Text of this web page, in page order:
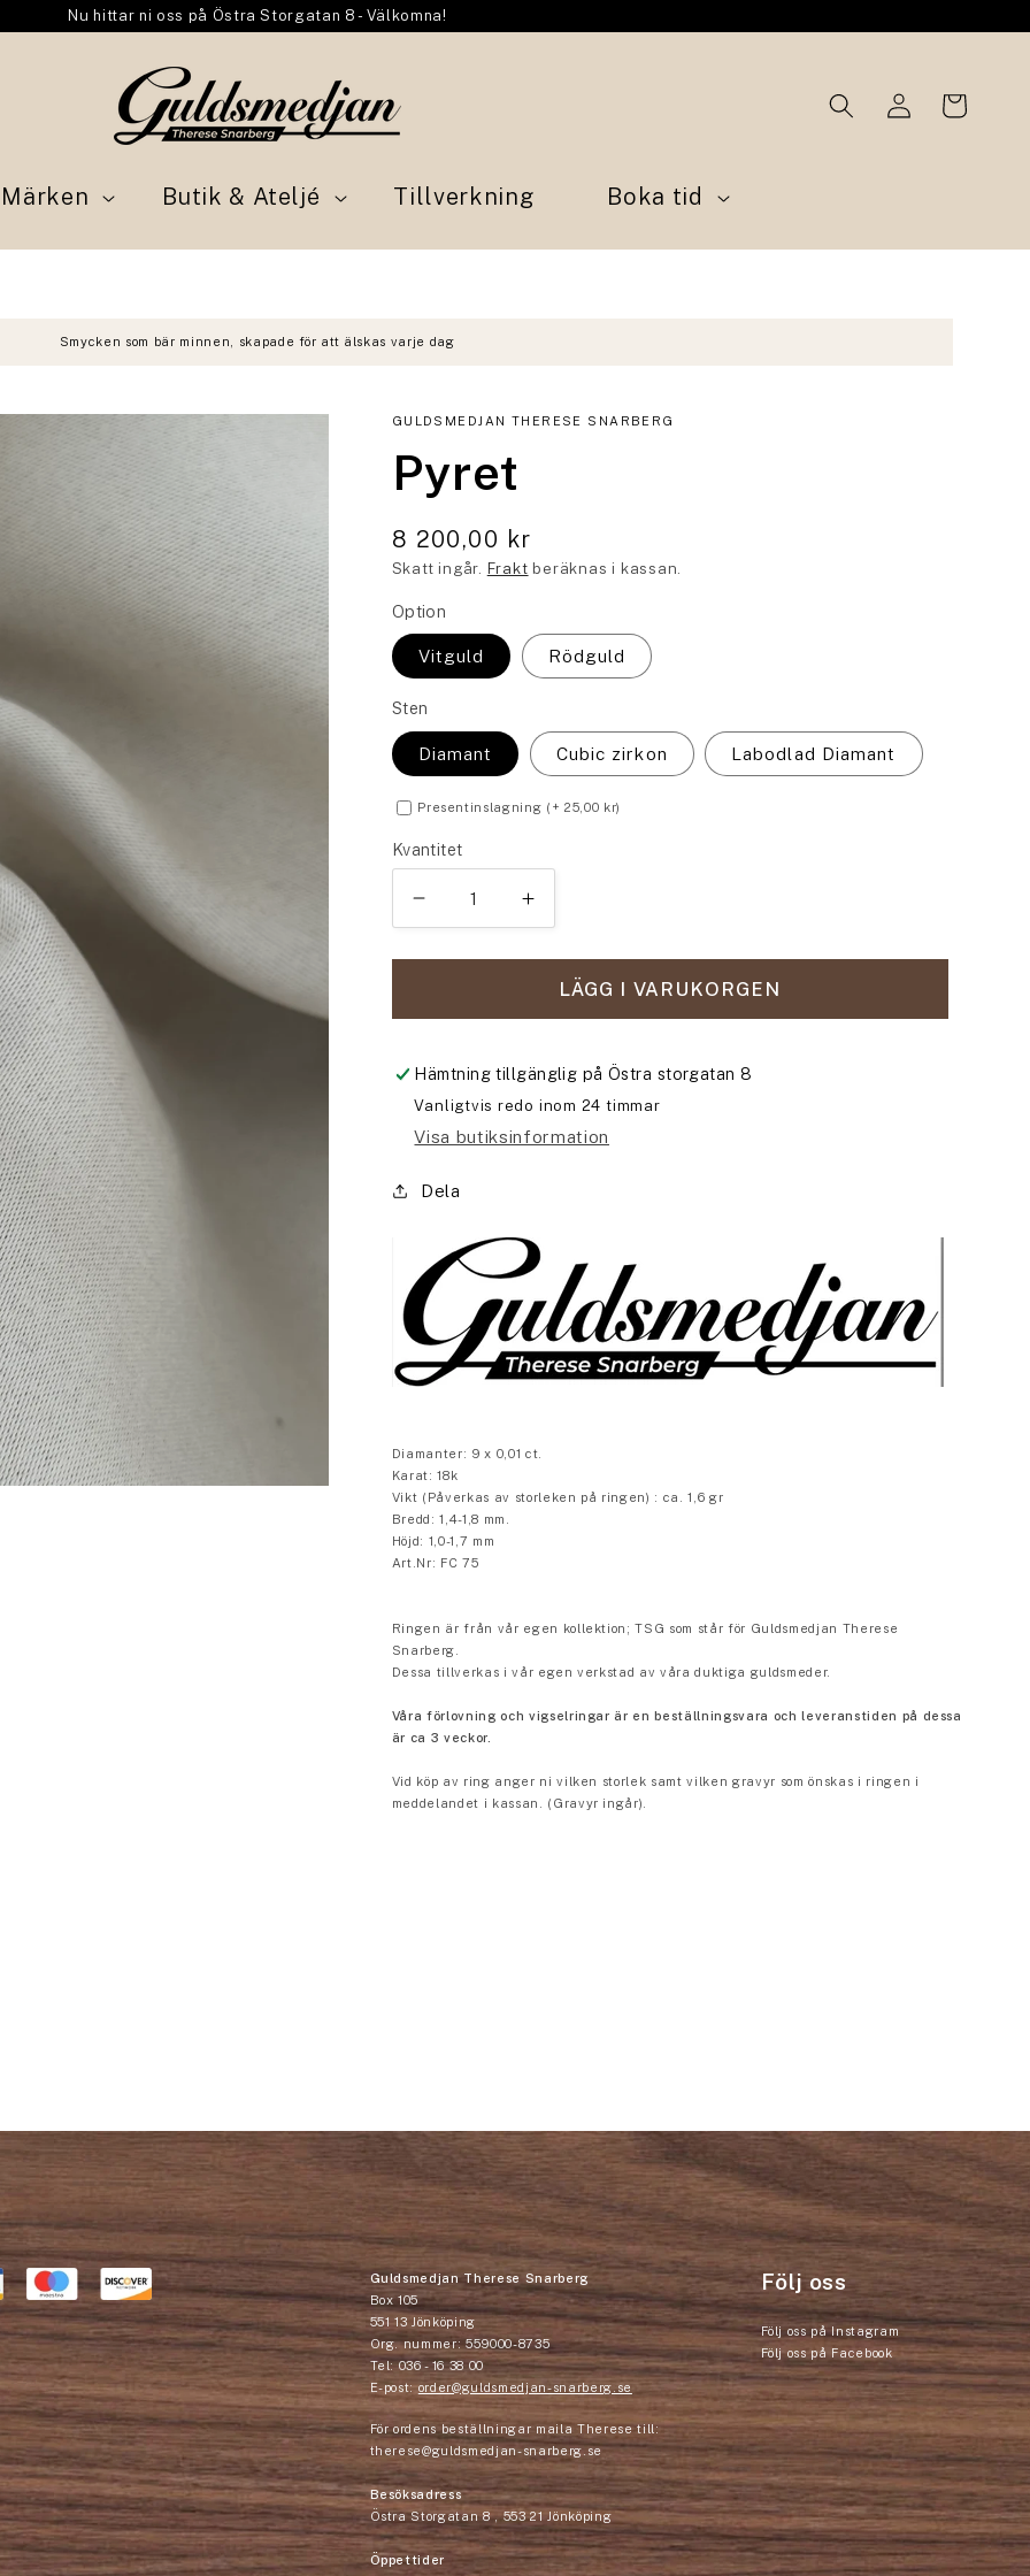
Nu hittar ni oss på Östra Storgatan 8 - Välkomna!
Märken Butik & Ateljé Tillverkning Boka tid
Logga
Varukorg
Smycken som bär minnen, skapade för att älskas varje dag
GULDSMEDJAN THERESE SNARBERG
Pyret
8 200,00 kr
Skatt ingår. Frakt beräknas i kassan.
Option
Vitguld Rödguld
Sten
Diamant Cubic zirkon Labodlad Diamant
Presentinslagning (+25,00 kr)
Kvantitet
Minska
kvantitet
för
Öka
kvantitet
för
PyretLÄGG I VARUKORGEN
Hämtning tillgänglig påÖstra storgatan 8
Vanligtvis redo inom 24 timmar
Visa butiksinformation
Dela
Diamanter: 9 x 0,01 ct.
Karat: 18k
Vikt (Påverkas av storleken på ringen) : ca. 1,6 gr
Bredd: 1,4-1,8 mm.
Höjd: 1,0-1,7 mm
Art.Nr: FC 75
Ringen är från vår egen kollektion; TSG som står för Guldsmedjan Therese
Snarberg.
Dessa tillverkas i vår egen verkstad av våra duktiga guldsmeder.
Våra förlovning och vigselringar är en beställningsvara och leveranstiden på dessa
är ca 3 veckor.
Vid köp av ring anger ni vilken storlek samt vilken gravyr som önskas i ringen i
meddelandet i kassan. (Gravyr ingår).
Guldsmedjan Therese Snarberg
Box 105
551 13 Jönköping
Org. nummer: 559000-8735
Tel: 036 - 16 38 00
E-post:order@guldsmedjan-snarberg.se
För ordens beställningar maila Therese till:
therese@guldsmedjan-snarberg.se
Besöksadress
Östra Storgatan 8 , 553 21 Jönköping
Öppettider
Följ oss
Följ oss på Instagram
Följ oss på Facebook